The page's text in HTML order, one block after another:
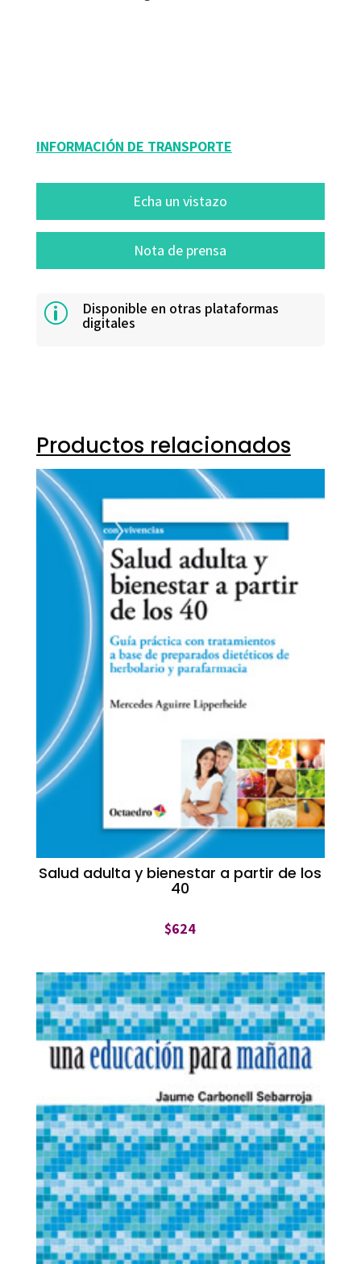
INFORMACIÓN DE TRANSPORTE
Echa un vistazo
Nota de prensa
p Disponible en otras plataformas
digitales
Productos relacionados
Salud adulta y bienestar a partir de los
40
$624